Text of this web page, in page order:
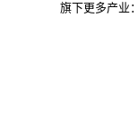
旗下更多产业